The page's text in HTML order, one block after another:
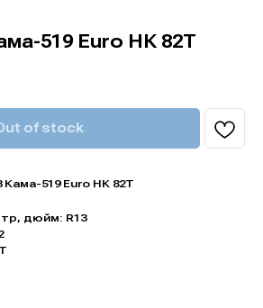
519 Euro НК 82Т
of stock
Кама-519 Euro НК 82Т
дюйм: R13